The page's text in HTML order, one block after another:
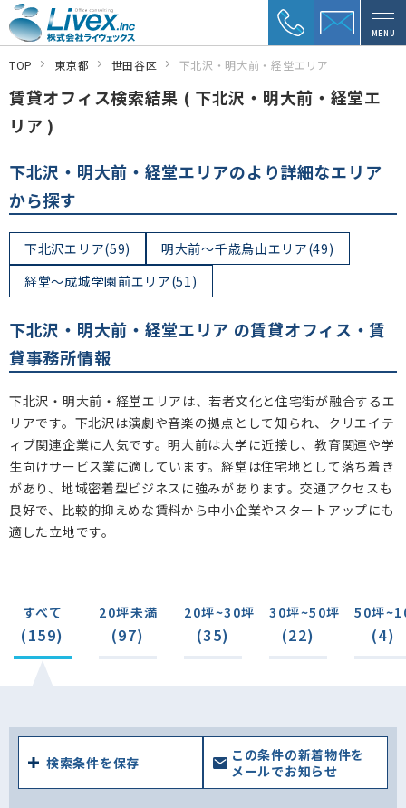
MENU
TOP 東京都 世田谷区 下北沢・明大前・経堂エリア
賃貸オフィス検索結果 ( 下北沢・明大前・経堂エ
リア )
下北沢・明大前・経堂エリアのより詳細なエリア
から探す
下北沢エリア(59)
明大前～千歳烏山エリア(49)
経堂～成城学園前エリア(51)
下北沢・明大前・経堂エリア の賃貸オフィス・賃
貸事務所情報
下北沢・明大前・経堂エリアは、若者文化と住宅街が融合するエ
リアです。下北沢は演劇や音楽の拠点として知られ、クリエイテ
ィブ関連企業に人気です。明大前は大学に近接し、教育関連や学
生向けサービス業に適しています。経堂は住宅地として落ち着き
があり、地域密着型ビジネスに強みがあります。交通アクセスも
良好で、比較的抑えめな賃料から中小企業やスタートアップにも
適した立地です。
すべて
(159)
20坪未満
(97)
20坪~30坪
(35)
30坪~50坪
(22)
50坪
(4)
検索条件を保存
この条件の新着物件を
メールでお知らせ